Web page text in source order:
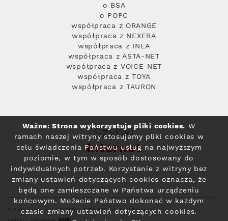
o BSA
o POPC
współpraca z ORANGE
współpraca z NEXERA
współpraca z INEA
współpraca z ASTA-NET
współpraca z VOICE-NET
współpraca z TOYA
współpraca z TAURON
Szybki
Internet
Polityka prywatności© 2004 - 2026 RFC Internet i Telewizja
Ważne: Strona wykorzystuje pliki cookies. W
ramach naszej witryny stosujemy pliki cookies w
celu świadczenia Państwu usług na najwyższym
poziomie, w tym w sposób dostosowany do
indywidualnych potrzeb. Korzystanie z witryny bez
zmiany ustawień dotyczących cookies oznacza, że
będą one zamieszczane w Państwa urządzeniu
końcowym. Możecie Państwo dokonać w każdym
czasie zmiany ustawień dotyczących cookies.